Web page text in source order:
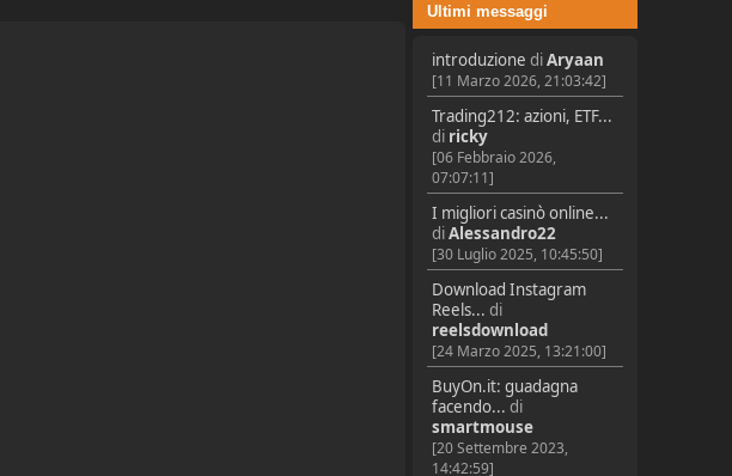
Ultimi messaggi
introduzione diAryaan
[11 Marzo 2026, 21:03:42]
Trading212: azioni, ETF...
di ricky
[06 Febbraio 2026,
07:07:11]
I migliori casinò online...
diAlessandro22
[30 Luglio 2025, 10:45:50]
Download Instagram
Reels... di
reelsdownload
[24 Marzo 2025, 13:21:00]
BuyOn.it: guadagna
facendo... di
smartmouse
[20 Settembre 2023,
14:42:59]